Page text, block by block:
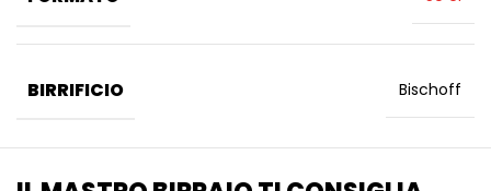
BIRRIFICIO Bischoff